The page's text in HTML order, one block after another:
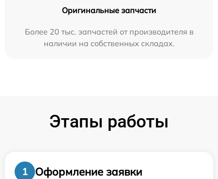
Оригинальные запчасти
Более 20 тыс. запчастей от производителя в
наличии на собственных складах.
Этапы работы
1
Оформление заявки